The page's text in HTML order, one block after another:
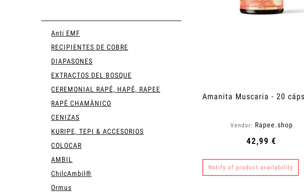
Anti EMF
RECIPIENTES DE COBRE
DIAPASONES
EXTRACTOS DEL BOSQUE
CEREMONIAL RAPÉ, HAPÉ, RAPEE
RAPÉ CHAMÀNICO
CENIZAS
KURIPE, TEPI & ACCESORIOS
COLOCAR
AMBIL
ChilcAmbil®
Ormus
Amanita Muscaria - 20
Vendor: Rapee.shop
42,99 €
Notify of product availability